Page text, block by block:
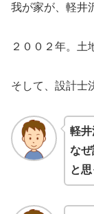
我が家が、軽井
２００２年。土
そして、設計士
軽
な
と